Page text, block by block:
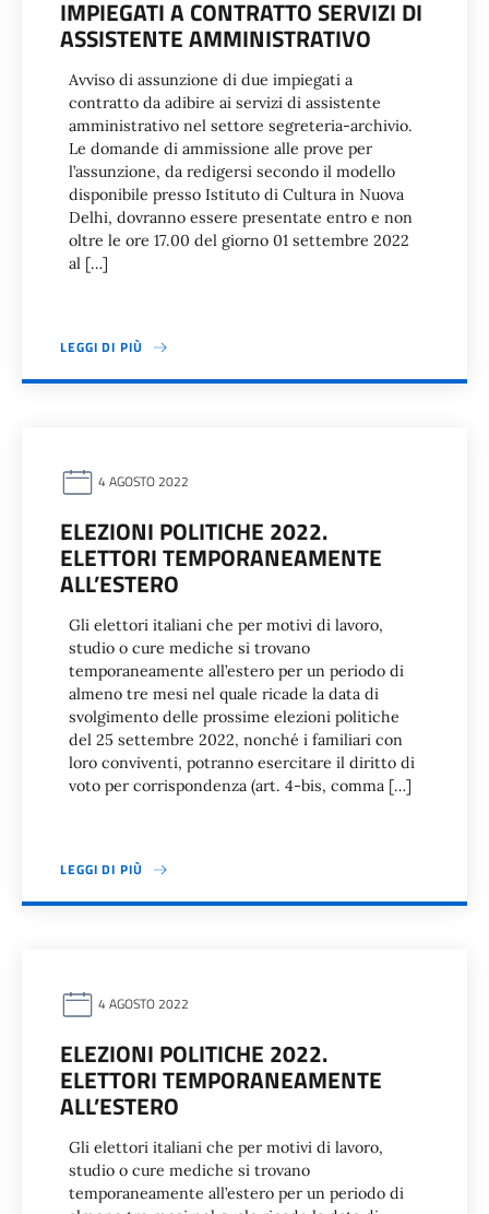
IMPIEGATI A CONTRATTO SERVIZI DI
ASSISTENTE AMMINISTRATIVO
Avviso di assunzione di due impiegati a
contratto da adibire ai servizi di assistente
amministrativo nel settore segreteria-archivio.
Le domande di ammissione alle prove per
l’assunzione, da redigersi secondo il modello
disponibile presso Istituto di Cultura in Nuova
Delhi, dovranno essere presentate entro e non
oltre le ore 17.00 del giorno 01 settembre 2022
al […]
LEGGI DI PIÙ
4 AGOSTO 2022
ELEZIONI POLITICHE 2022.
ELETTORI TEMPORANEAMENTE
ALL’ESTERO
Gli elettori italiani che per motivi di lavoro,
studio o cure mediche si trovano
temporaneamente all’estero per un periodo di
almeno tre mesi nel quale ricade la data di
svolgimento delle prossime elezioni politiche
del 25 settembre 2022, nonché i familiari con
loro conviventi, potranno esercitare il diritto di
voto per corrispondenza (art. 4-bis, comma […]
LEGGI DI PIÙ
4 AGOSTO 2022
ELEZIONI POLITICHE 2022.
ELETTORI TEMPORANEAMENTE
ALL’ESTERO
Gli elettori italiani che per motivi di lavoro,
studio o cure mediche si trovano
temporaneamente all’estero per un periodo di